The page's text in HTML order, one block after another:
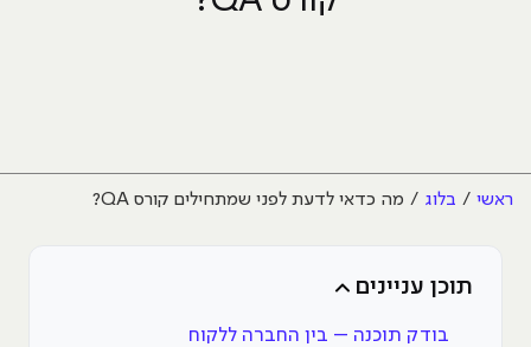
ראשי בלוג מה כדאי לדעת לפני שמתחילים קורס QA?
תוכן עניינים
בודק תוכנה – בין החברה ללקוח